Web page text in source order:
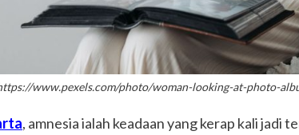
www.pexels.com/photo/woman-looking-at-photo-
, amnesia ialah keadaan yang kerap kali jadi